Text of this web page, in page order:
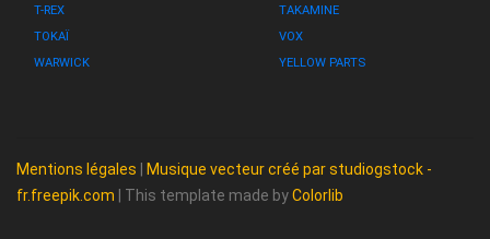
T-REX
TAKAMINE
TOKAÏ
VOX
WARWICK
YELLOW PARTS
Mentions légales
Musique vecteur créé par studiogstock -
fr.freepik.com
| This template made byColorlib